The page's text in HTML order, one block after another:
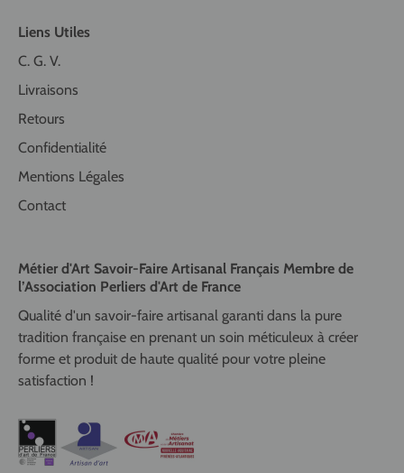
Liens Utiles
C. G. V.
Livraisons
Retours
Confidentialité
Mentions Légales
Contact
Métier d'Art Savoir-Faire Artisanal Français Membre de
l’Association Perliers d'Art de France
Qualité d'un savoir-faire artisanal garanti dans la pure
tradition française en prenant un soin méticuleux à créer
forme et produit de haute qualité pour votre pleine
satisfaction !